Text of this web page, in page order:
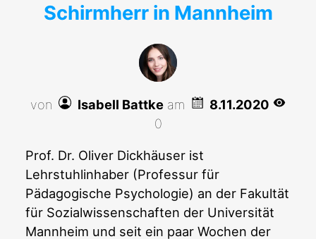
Schirmherr in Mannheim
von Isabell Battke am
8.11.2020
0
Prof. Dr. Oliver Dickhäuser ist
Lehrstuhlinhaber (Professur für
Pädagogische Psychologie) an der Fakultät
für Sozialwissenschaften der Universität
Mannheim und seit ein paar Wochen der